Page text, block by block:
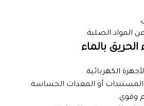
المواد الصلبة.
بالماء
الكهربائية.
أو المعدات الحساسة.
وقوي.